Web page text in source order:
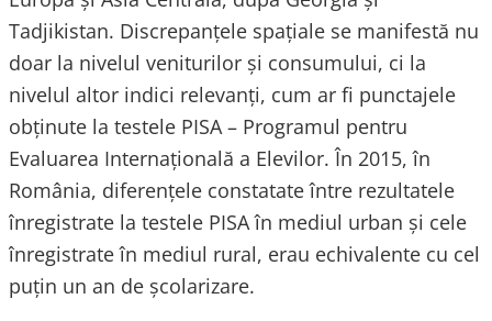
Tadjikistan. Discrepanţele spaţiale se manifestă nu
doar la nivelul veniturilor şi consumului, ci la
nivelul altor indici relevanţi, cum ar fi punctajele
obţinute la testele PISA – Programul pentru
Evaluarea Internaţională a Elevilor. În 2015, în
România, diferenţele constatate între rezultatele
înregistrate la testele PISA în mediul urban şi cele
înregistrate în mediul rural, erau echivalente cu cel
puţin un an de şcolarizare.